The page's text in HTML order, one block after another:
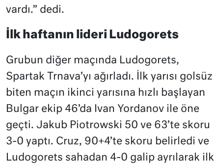
vardı.” dedi.
İlk haftanın lideri Ludogorets
Grubun diğer maçında Ludogorets,
Spartak Trnava’yı ağırladı. İlk yarısı golsüz
biten maçın ikinci yarısına hızlı başlayan
Bulgar ekip 46’da Ivan Yordanov ile öne
geçti. Jakub Piotrowski 50 ve 63’te skoru
3-0 yaptı. Cruz, 90+4’te skoru belirledi ve
Ludogorets sahadan 4-0 galip ayrılarak ilk